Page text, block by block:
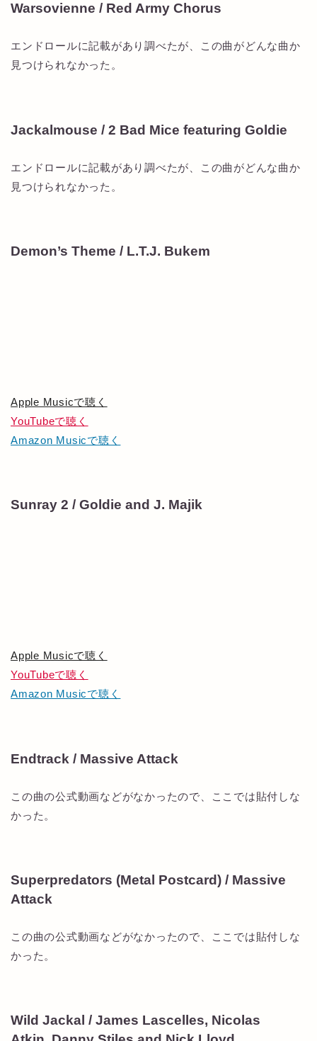
Warsovienne / Red Army Chorus
エンドロールに記載があり調べたが、この曲がどんな曲か
見つけられなかった。
Jackalmouse / 2 Bad Mice featuring Goldie
エンドロールに記載があり調べたが、この曲がどんな曲か
見つけられなかった。
Demon’s Theme / L.T.J. Bukem
Apple Musicで聴く
YouTubeで聴く
Amazon Musicで聴く
Sunray 2 / Goldie and J. Majik
Apple Musicで聴く
YouTubeで聴く
Amazon Musicで聴く
Endtrack / Massive Attack
この曲の公式動画などがなかったので、ここでは貼付しな
かった。
Superpredators (Metal Postcard) / Massive
Attack
この曲の公式動画などがなかったので、ここでは貼付しな
かった。
Wild Jackal / James Lascelles, Nicolas